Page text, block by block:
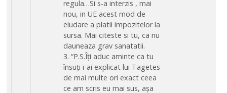
regula…Si s-a interzis , mai
nou, in UE acest mod de
eludare a platii impozitelor la
sursa. Mai citeste si tu, ca nu
dauneaza grav sanatatii.
3. “P.S.Îți aduc aminte ca tu
însuți i-ai explicat lui Tagetes
de mai multe ori exact ceea
ce am scris eu mai sus, așa